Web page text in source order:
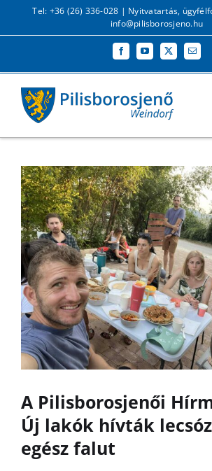
KihagyásTel: +36 (26) 336-028 | Nyitvatartás,
info@pilisborosjeno.hu
FacebookYouTube
X Email:
A Pilisborosjenői
Új lakók hívták
egész falut